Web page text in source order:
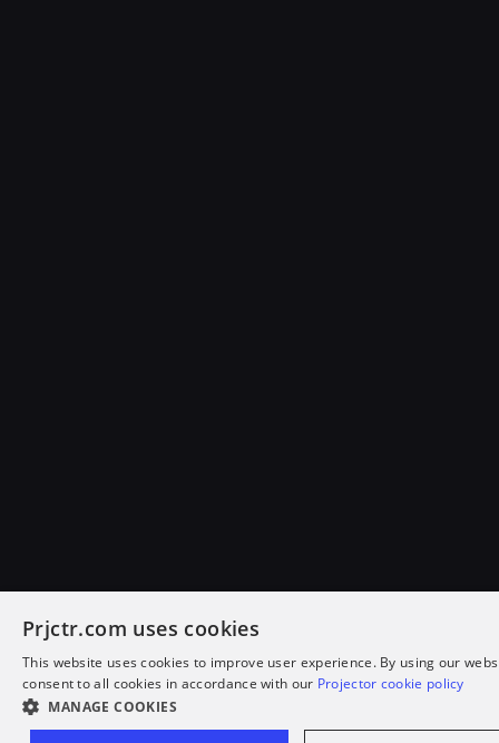
Prjctr.com uses cookies
This website uses cookies to improve user experience. By using our
consent to all cookies in accordance with our Projector cookie policy
MANAGE COOKIES